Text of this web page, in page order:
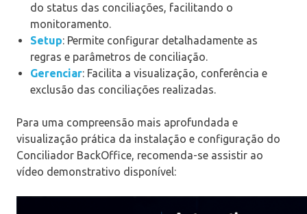
do status das conciliações, facilitando o
monitoramento.
Setup: Permite configurar detalhadamente as
regras e parâmetros de conciliação.
Gerenciar: Facilita a visualização, conferência e
exclusão das conciliações realizadas.
Para uma compreensão mais aprofundada e
visualização prática da instalação e configuração do
Conciliador BackOffice, recomenda-se assistir ao
vídeo demonstrativo disponível: